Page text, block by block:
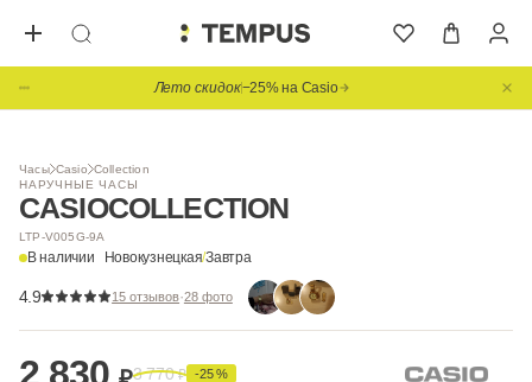
Лето скидок−25% на Casio
Часы Casio Collection
НАРУЧНЫЕ ЧАСЫ
CASIOCOLLECTION
LTP-V005G-9A
В наличии Новокузнецкая/Завтра
4.9 15 отзывов·28 фото
1/ 2
3 770₽ -25 %